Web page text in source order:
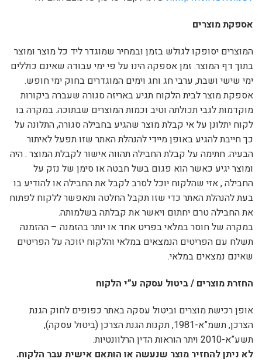
אספקת מוצרים
המוצרים יסופקו לגולש בזמן ובמחיר שמוגדר ליד כל מוצר ומוצר
בתוך דף המוצר. זמן אספקה הינו על פי ימי עבודה שאינם כוללים
ימי שישי ושבת, ערבי חג וחג וימים המוגדרים בחוק ימי חופש.
אספקת מוצר לבית הלקוח תגיע באריזה סגורה שעברה ביקורות
מוקדמות לגבי תכולתה וטיב וכמות המוצרים שבתוכה. במקרה בו
לקוח יתלונן על אי קבלת מוצר שהגיע בחבילה סגורה, התלונה על
כך חייבת להגיע באופן מיידי להנהלת האתר שזו תפעל לאיתור
הבעיה. חתימה על קבלת החבילה תהווה אישור לקבלת המוצר . היה
ומוצר יגיע כאשר הוא פגום בשל חבטה או סימן של נזק על
החבילה , אזי שהלקוח יוכל לסרב לקבל את החבילה או להודיע בו
בעת להנהלת האתר כדי שזו תקבל החלטה ותאפשר ללקוח לפתוח
את החבילה טרם יחתום ויאשר את קבלתה בשלמותה.
במקרה של חוסר במלאי בפריט אחד או יותר בהזמנה – ההזמנה
תשלח עם הפריטים הנמצאים במלאי והלקוח יזוכה על הפריטים
שאינם נמצאים במלאי.
החזרת מוצרים / ביטול עסקה ע”י הלקוח
אופן רכישת מוצרים וביטול עסקה באתר כפופים לחוק הגנת
הצרכן, תשמ”א-1981, תקנות הגנת הצרכן (ביטול עסקה),
תשע”א-2010 ויתר הוראות הדין הרלוונטיות.
לא ניתן להחזיר מוצר שנעשה או הותאם אישית עבר הלקוח.